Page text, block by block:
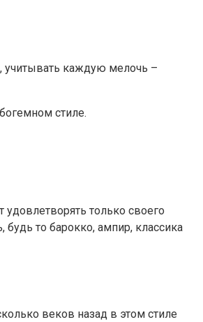
учитывать каждую мелочь –
стиле.
только своего
то барокко, ампир, классика
веков назад в этом стиле